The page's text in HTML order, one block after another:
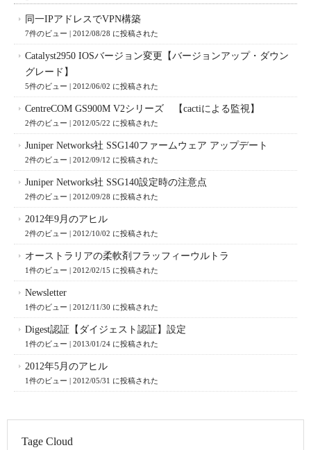
同一IPアドレスでVPN構築
7件のビュー | 2012/08/28 に投稿された
Catalyst2950 IOSバージョン変更【バージョンアップ・ダウン
グレード】
5件のビュー | 2012/06/02 に投稿された
CentreCOM GS900M V2シリーズ 【cactiによる監視】
2件のビュー | 2012/05/22 に投稿された
Juniper Networks社 SSG140ファームウェア アップデート
2件のビュー | 2012/09/12 に投稿された
Juniper Networks社 SSG140設定時の注意点
2件のビュー | 2012/09/28 に投稿された
2012年9月のアヒル
2件のビュー | 2012/10/02 に投稿された
オーストラリアの柔軟剤フラッフィーウルトラ
1件のビュー | 2012/02/15 に投稿された
Newsletter
1件のビュー | 2012/11/30 に投稿された
Digest認証【ダイジェスト認証】設定
1件のビュー | 2013/01/24 に投稿された
2012年5月のアヒル
1件のビュー | 2012/05/31 に投稿された
Tage Cloud